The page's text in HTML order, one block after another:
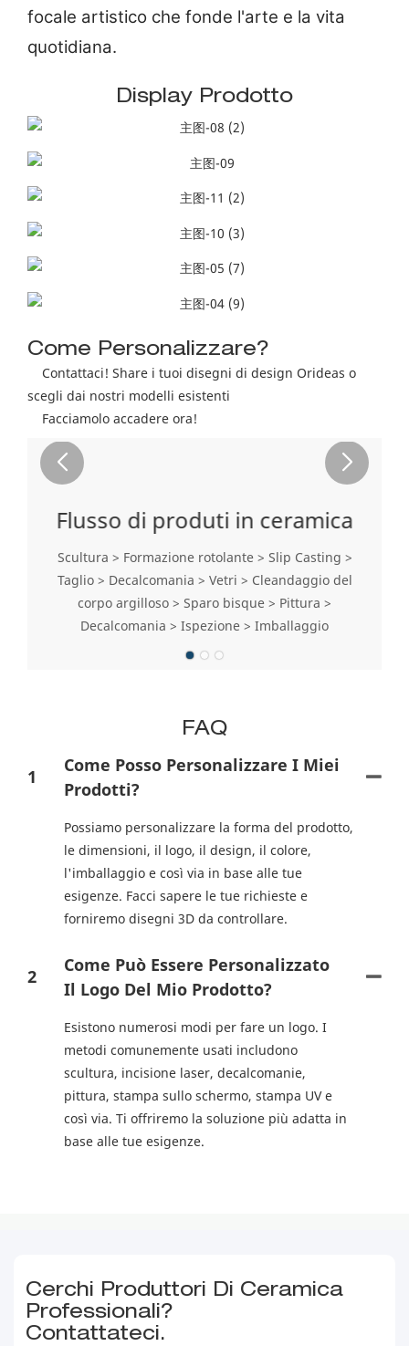
focale artistico che fonde l'arte e la vita
quotidiana.
Display Prodotto
Come Personalizzare?
Contattaci! Share i tuoi disegni di design Orideas o
scegli dai nostri modelli esistenti
Facciamolo accadere ora!
Flusso di produti in ceramica
Scultura > Formazione rotolante > Slip Casting >
Taglio > Decalcomania > Vetri > Cleandaggio del
corpo argilloso > Sparo bisque > Pittura >
Decalcomania > Ispezione > Imballaggio
FAQ
1
Come Posso Personalizzare I Miei
Prodotti?
Possiamo personalizzare la forma del prodotto,
le dimensioni, il logo, il design, il colore,
l'imballaggio e così via in base alle tue
esigenze. Facci sapere le tue richieste e
forniremo disegni 3D da controllare.
2
Come Può Essere Personalizzato
Il Logo Del Mio Prodotto?
Esistono numerosi modi per fare un logo. I
metodi comunemente usati includono
scultura, incisione laser, decalcomanie,
pittura, stampa sullo schermo, stampa UV e
così via. Ti offriremo la soluzione più adatta in
base alle tue esigenze.
Cerchi Produttori Di Ceramica
Professionali?
Contattateci.